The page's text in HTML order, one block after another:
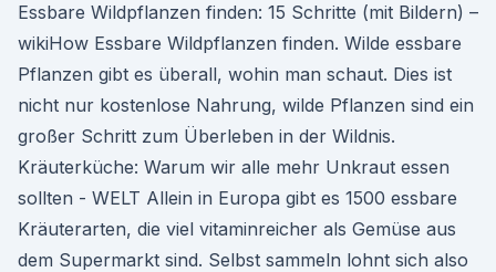
Essbare Wildpflanzen finden: 15 Schritte (mit Bildern) –
wikiHow Essbare Wildpflanzen finden. Wilde essbare
Pflanzen gibt es überall, wohin man schaut. Dies ist
nicht nur kostenlose Nahrung, wilde Pflanzen sind ein
großer Schritt zum Überleben in der Wildnis.
Kräuterküche: Warum wir alle mehr Unkraut essen
sollten - WELT Allein in Europa gibt es 1500 essbare
Kräuterarten, die viel vitaminreicher als Gemüse aus
dem Supermarkt sind. Selbst sammeln lohnt sich also